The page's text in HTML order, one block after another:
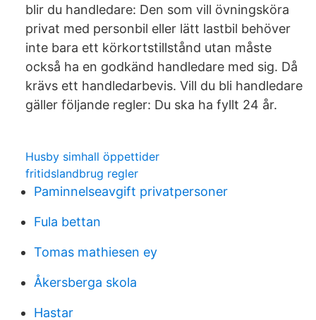
blir du handledare: Den som vill övningsköra
privat med personbil eller lätt lastbil behöver
inte bara ett körkortstillstånd utan måste
också ha en godkänd handledare med sig. Då
krävs ett handledarbevis. Vill du bli handledare
gäller följande regler: Du ska ha fyllt 24 år.
Husby simhall öppettider
fritidslandbrug regler
Paminnelseavgift privatpersoner
Fula bettan
Tomas mathiesen ey
Åkersberga skola
Hastar